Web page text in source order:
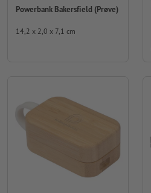
Powerbank Bakersfield (Prøve)
14,2 x 2,0 x 7,1 cm